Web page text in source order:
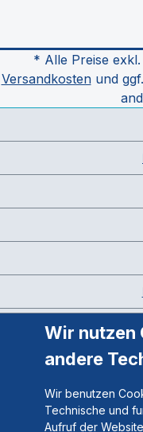
* Alle Preise
Versandkostenund
Wir nutzen
andere
Wir benutzen
Technische und
Aufruf der